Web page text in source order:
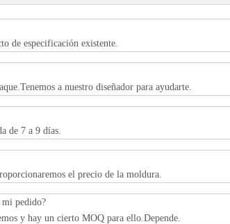
de especificación existente.
a nuestro diseñador para ayudarte.
de 7 a 9 días.
el precio de la moldura.
mi pedido?
y hay un cierto MOQ para ello.Depende.